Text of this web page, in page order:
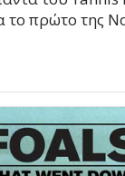
το πρώτο της